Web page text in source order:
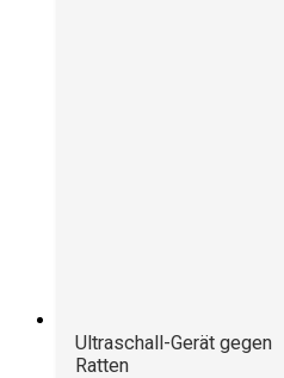
Ultraschall-Gerät gegen
Ratten